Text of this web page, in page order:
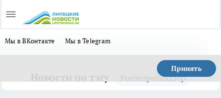
Мы в ВКонтакте Мы в Telegram
Принять
Роспотребнадзор